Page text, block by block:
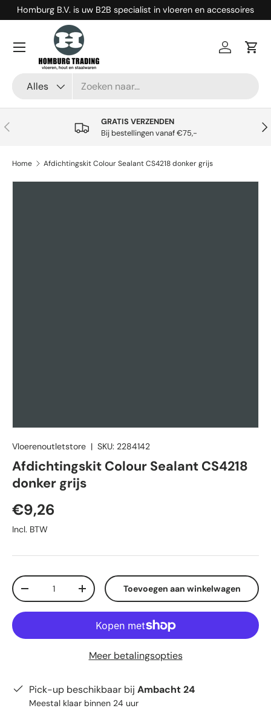
Ga naar inhoud
Homburg B.V. is uw B2B specialist in vloeren en accessoires
Alles
Inloggen
Menu
Vorige
GRATIS VERZENDEN
Bij bestellingen vanaf €75,-
Home Afdichtingskit Colour Sealant CS4218 donker grijs
Vloerenoutletstore | SKU: 2284142
Afdichtingskit Colour Sealant CS4218
donker grijs
Reguliere prijs
€9,26
Incl. BTW
Aantal
Verlaag de hoeveelheidVerhoog de hoeveelheid
Toevoegen aan winkelwagen
Meer betalingsopties
Pick-up beschikbaar bij Ambacht 24
Meestal klaar binnen 24 uur